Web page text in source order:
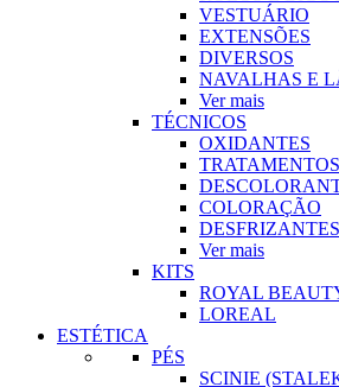
VESTUÁRIO
EXTENSÕES
DIVERSOS
NAVALHAS E
Ver mais
TÉCNICOS
OXIDANTES
TRATAMENTOS
COLORAÇÃO
Ver mais
KITS
ROYAL
LOREAL
ESTÉTICA
PÉS
SCINIE